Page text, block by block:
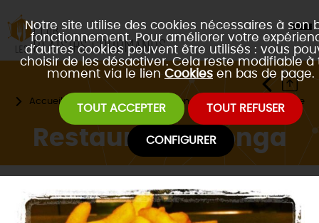
Notre site utilise des cookies nécessaires à son
fonctionnement. Pour améliorer votre
d’autres cookies peuvent être utilisés : vous
choisir de les désactiver. Cela reste modifiable à
moment via le lien Cookies en bas de page.
TOUT ACCEPTER TOUT REFUSER
CONFIGURER
Accueil Les restaurants partenaires Type de cuisine
Restaurant Milonga